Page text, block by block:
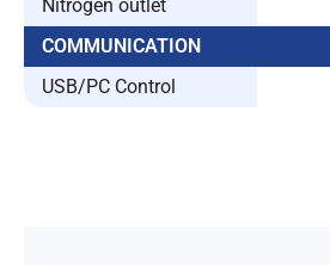
Nitrogen outlet
COMMUNICATION
USB/PC Control